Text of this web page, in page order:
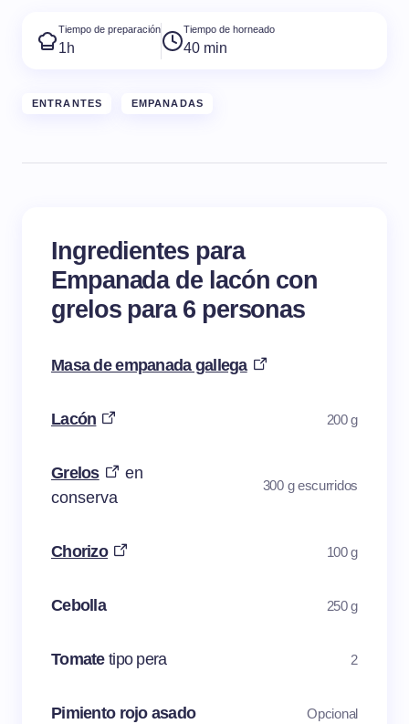
Tiempo de preparación
1h
Tiempo de horneado
40 min
ENTRANTES EMPANADAS
Ingredientes para
Empanada de lacón con
grelos para 6 personas
Masa de empanada gallega
Lacón 200 g
Grelos
en
conserva
300 g escurridos
Chorizo 100 g
Cebolla 250 g
Tomate tipo pera 2
Pimiento rojo asado Opcional